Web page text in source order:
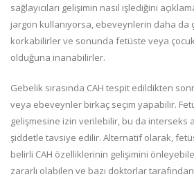
sağlayıcıları gelişimin nasıl işlediğini
jargon kullanıyorsa, ebeveynlerin daha da
korkabilirler ve sonunda fetüste veya
olduğuna inanabilirler.
Gebelik sırasında CAH tespit edildikten
veya ebeveynler birkaç seçim yapabilir.
gelişmesine izin verilebilir, bu da interseks
şiddetle tavsiye edilir. Alternatif olarak,
belirli CAH özelliklerinin gelişimini
zararlı olabilen ve bazı doktorlar